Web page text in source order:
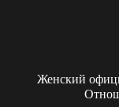
Женский